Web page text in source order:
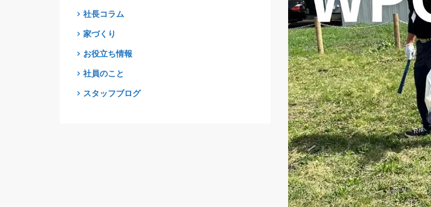
社長コラム
家づくり
お役立ち情報
社員のこと
スタッフブログ